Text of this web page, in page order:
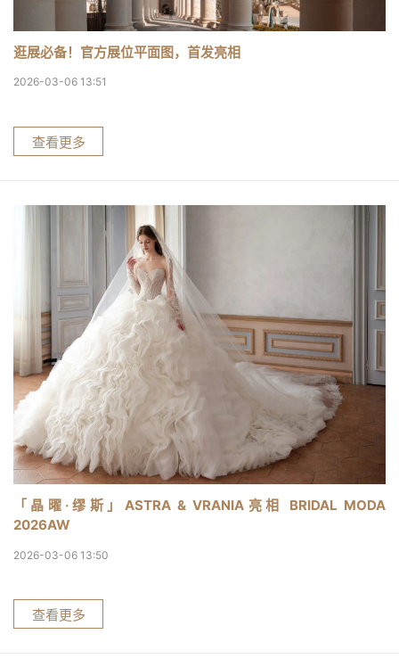
逛展必备！官方展位平面图，首发亮相
2026-03-06 13:51
查看更多
「晶曜·缪斯」ASTRA & VRANIA亮相 BRIDAL MODA
2026AW
2026-03-06 13:50
查看更多